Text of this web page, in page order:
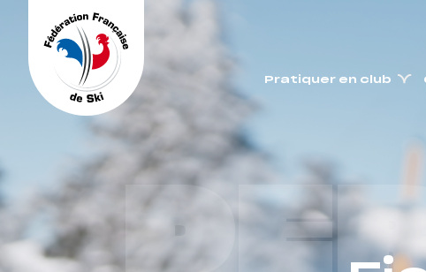
Pratiquer en club